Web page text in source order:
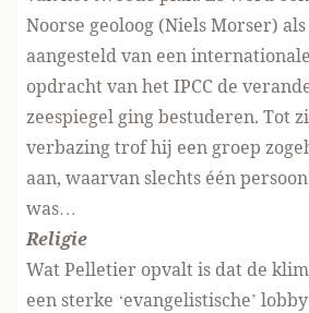
Noorse geoloog (Niels Morser)
aangesteld van een
opdracht van het IPCC de
zeespiegel ging bestuderen. Tot
verbazing trof hij een groep
aan, waarvan slechts één
was…
Religie
Wat Pelletier opvalt is dat de
een sterke ‘evangelistische’